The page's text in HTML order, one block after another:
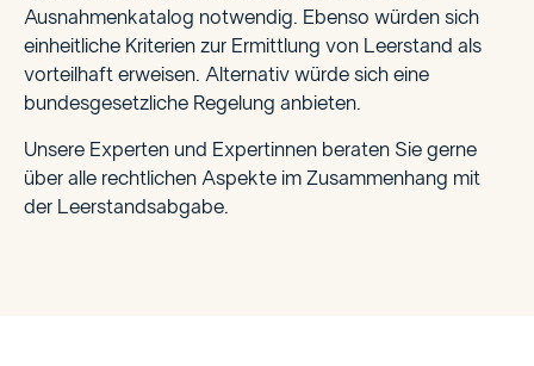
Ausnahmenkatalog notwendig. Ebenso würden sich
einheitliche Kriterien zur Ermittlung von Leerstand als
vorteilhaft erweisen. Alternativ würde sich eine
bundesgesetzliche Regelung anbieten.
Unsere Experten und Expertinnen beraten Sie gerne
über alle rechtlichen Aspekte im Zusammenhang mit
der Leerstandsabgabe.